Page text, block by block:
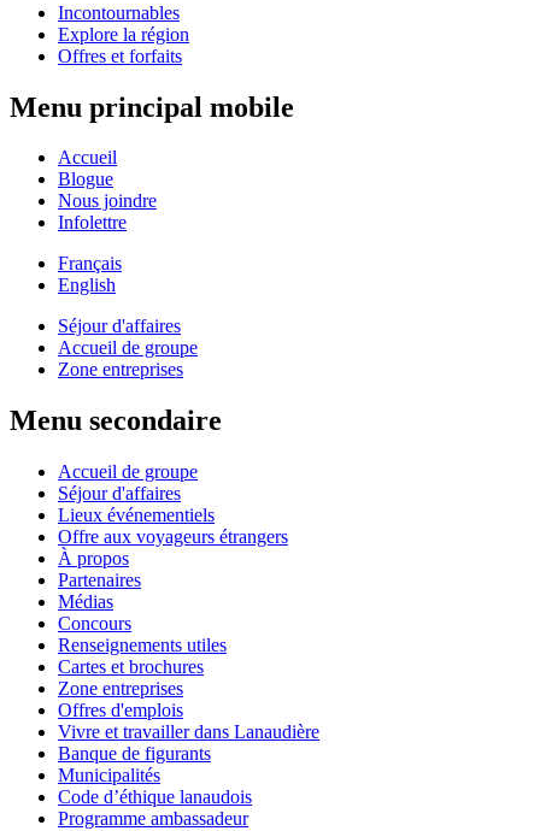
Incontournables
Explore la région
Offres et forfaits
Menu principal mobile
Accueil
Blogue
Nous joindre
Infolettre
Français
English
Séjour d'affaires
Accueil de groupe
Zone entreprises
Menu secondaire
Accueil de groupe
Séjour d'affaires
Lieux événementiels
Offre aux voyageurs étrangers
À propos
Partenaires
Médias
Concours
Renseignements utiles
Cartes et brochures
Zone entreprises
Offres d'emplois
Vivre et travailler dans Lanaudière
Banque de figurants
Municipalités
Code d’éthique lanaudois
Programme ambassadeur